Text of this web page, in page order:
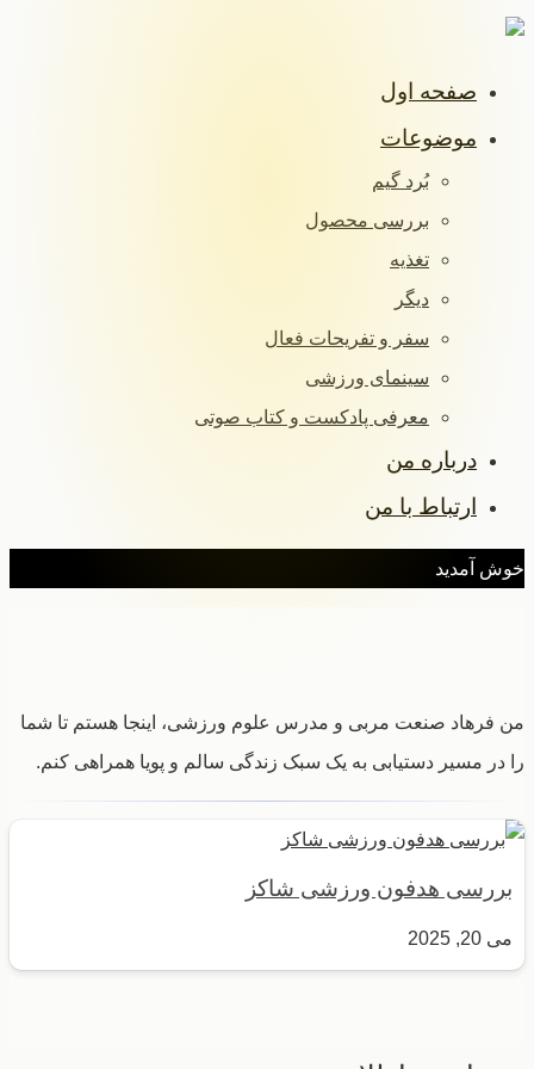
صفحه اول
موضوعات
بُرد گیم
بررسی محصول
تغذیه
دیگر
سفر و تفریحات فعال
سینمای ورزشی
معرفی پادکست و کتاب صوتی
درباره من
ارتباط با من
خوش آمدید
من فرهاد صنعت مربی و مدرس علوم ورزشی، اینجا هستم تا شما
را در مسیر دستیابی به یک سبک زندگی سالم و پویا همراهی کنم.
بررسی هدفون ورزشی شاکز
می 20, 2025